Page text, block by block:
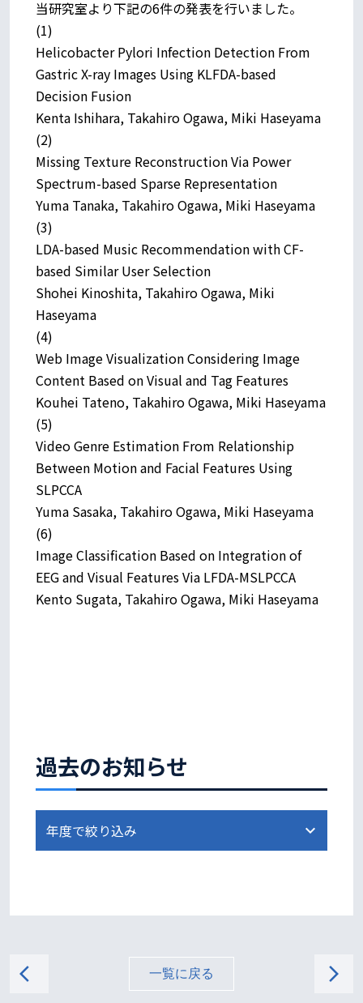
過去のお知らせ
当研究室より下記の6件の発表を行いました。
(1)
Helicobacter Pylori Infection Detection From
Gastric X-ray Images Using KLFDA-based
Decision Fusion
Kenta Ishihara, Takahiro Ogawa, Miki Haseyama
(2)
Missing Texture Reconstruction Via Power
Spectrum-based Sparse Representation
Yuma Tanaka, Takahiro Ogawa, Miki Haseyama
(3)
LDA-based Music Recommendation with CF-
based Similar User Selection
Shohei Kinoshita, Takahiro Ogawa, Miki
Haseyama
(4)
Web Image Visualization Considering Image
Content Based on Visual and Tag Features
Kouhei Tateno, Takahiro Ogawa, Miki Haseyama
(5)
Video Genre Estimation From Relationship
Between Motion and Facial Features Using
SLPCCA
Yuma Sasaka, Takahiro Ogawa, Miki Haseyama
(6)
Image Classification Based on Integration of
EEG and Visual Features Via LFDA-MSLPCCA
Kento Sugata, Takahiro Ogawa, Miki Haseyama
arrow_back_ios 一覧に戻る arrow_forward_ios